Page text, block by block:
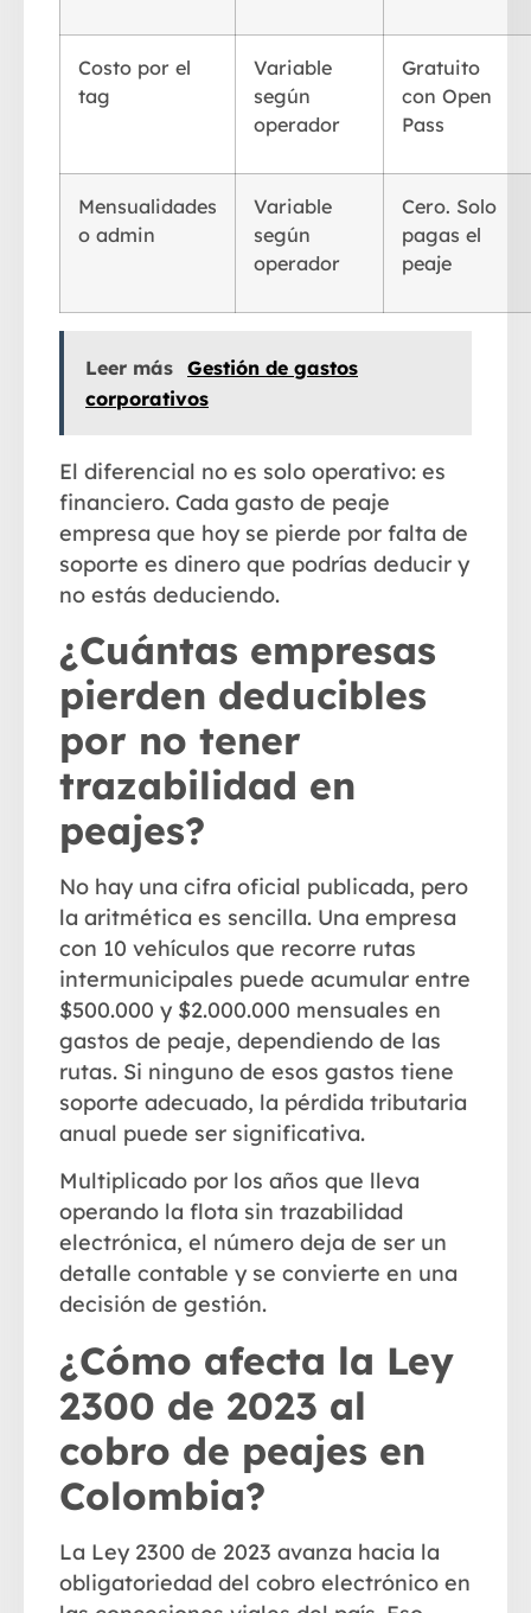
Costo por el
tag
Variable
según
operador
Gratuito
con Open
Pass
Mensualidades
o admin
Variable
según
operador
Cero. Solo
pagas el
peaje
Leer más Gestión de gastos
corporativos
El diferencial no es solo operativo: es
financiero. Cada gasto de peaje
empresa que hoy se pierde por falta de
soporte es dinero que podrías deducir y
no estás deduciendo.
¿Cuántas empresas
pierden deducibles
por no tener
trazabilidad en
peajes?
No hay una cifra oficial publicada, pero
la aritmética es sencilla. Una empresa
con 10 vehículos que recorre rutas
intermunicipales puede acumular entre
$500.000 y $2.000.000 mensuales en
gastos de peaje, dependiendo de las
rutas. Si ninguno de esos gastos tiene
soporte adecuado, la pérdida tributaria
anual puede ser significativa.
Multiplicado por los años que lleva
operando la flota sin trazabilidad
electrónica, el número deja de ser un
detalle contable y se convierte en una
decisión de gestión.
¿Cómo afecta la Ley
2300 de 2023 al
cobro de peajes en
Colombia?
La Ley 2300 de 2023 avanza hacia la
obligatoriedad del cobro electrónico en